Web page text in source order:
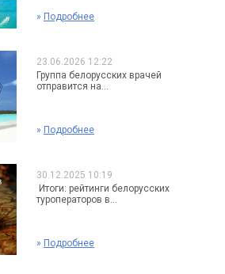
» Подробнее
23.06.2026 12:22
Группа белорусских врачей
отправится на...
» Подробнее
30.12.2025 10:19
Итоги: рейтинги белорусских
туроператоров в...
» Подробнее